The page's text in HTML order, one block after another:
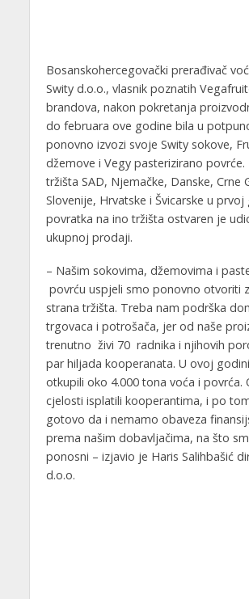
Bosanskohercegovački prerađivač
Swity d.o.o., vlasnik poznatih
brandova, nakon pokretanja
do februara ove godine bila u
ponovno izvozi svoje Swity sokove,
džemove i Vegy pasterizirano povrće.
tržišta SAD, Njemačke, Danske, Crne
Slovenije, Hrvatske i Švicarske u prvoj
povratka na ino tržišta ostvaren je
ukupnoj prodaji.
– Našim sokovima, džemovima i
povrću uspjeli smo ponovno otvoriti
strana tržišta. Treba nam podrška
trgovaca i potrošača, jer od naše
trenutno živi 70 radnika i njihovih
par hiljada kooperanata. U ovoj
otkupili oko 4.000 tona voća i povrća.
cjelosti isplatili kooperantima, i po
gotovo da i nemamo obaveza
prema našim dobavljačima, na što
ponosni – izjavio je Haris Salihbašić
d.o.o.